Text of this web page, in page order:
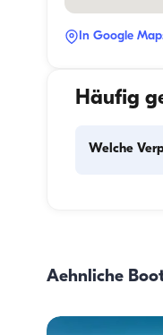
In Google
Häufig
Welche
Zubereitung
Aehnliche